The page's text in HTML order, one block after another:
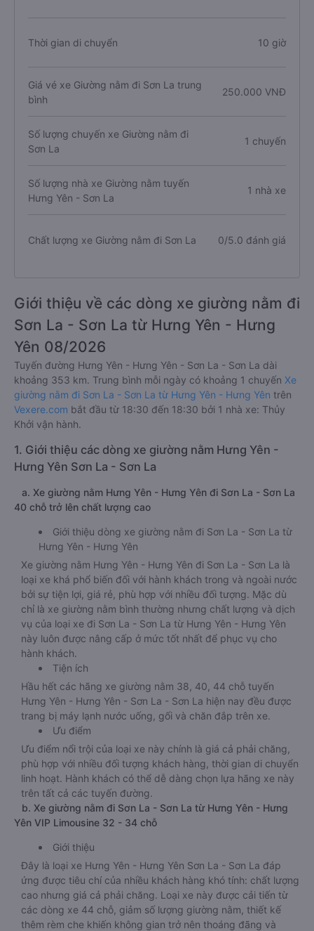
Thời gian di chuyển 10 giờ
Giá vé xe Giường nằm đi Sơn La trung
bình
250.000 VNĐ
Số lượng chuyến xe Giường nằm đi
Sơn La
1 chuyến
Số lượng nhà xe Giường nằm tuyến
Hưng Yên - Sơn La
1 nhà xe
Chất lượng xe Giường nằm đi Sơn La 0/5.0 đánh giá
Giới thiệu về các dòng xe giường nằm đi
Sơn La - Sơn La từ Hưng Yên - Hưng
Yên 08/2026
Tuyến đường Hưng Yên - Hưng Yên - Sơn La - Sơn La dài
khoảng 353 km. Trung bình mỗi ngày có khoảng 1 chuyến Xe
giường nằm đi Sơn La - Sơn La từ Hưng Yên - Hưng Yên trên
Vexere.com bắt đầu từ 18:30 đến 18:30 bởi 1 nhà xe: Thủy
Khởi vận hành.
1. Giới thiệu các dòng xe giường nằm Hưng Yên -
Hưng Yên Sơn La - Sơn La
a. Xe giường nằm Hưng Yên - Hưng Yên đi Sơn La - Sơn La
40 chỗ trở lên chất lượng cao
Giới thiệu dòng xe giường nằm đi Sơn La - Sơn La từ
Hưng Yên - Hưng Yên
Xe giường nằm Hưng Yên - Hưng Yên đi Sơn La - Sơn La là
loại xe khá phổ biến đối với hành khách trong và ngoài nước
bởi sự tiện lợi, giá rẻ, phù hợp với nhiều đối tượng. Mặc dù
chỉ là xe giường nằm bình thường nhưng chất lượng và dịch
vụ của loại xe đi Sơn La - Sơn La từ Hưng Yên - Hưng Yên
này luôn được nâng cấp ở mức tốt nhất để phục vụ cho
hành khách.
Tiện ích
Hầu hết các hãng xe giường nằm 38, 40, 44 chỗ tuyến
Hưng Yên - Hưng Yên - Sơn La - Sơn La hiện nay đều được
trang bị máy lạnh nước uống, gối và chăn đắp trên xe.
Ưu điểm
Ưu điểm nổi trội của loại xe này chính là giá cả phải chăng,
phù hợp với nhiều đối tượng khách hàng, thời gian di chuyển
linh hoạt. Hành khách có thể dễ dàng chọn lựa hãng xe này
trên tất cả các tuyến đường.
b. Xe giường nằm đi Sơn La - Sơn La từ Hưng Yên - Hưng
Yên VIP Limousine 32 - 34 chỗ
Giới thiệu
Đây là loại xe Hưng Yên - Hưng Yên Sơn La - Sơn La đáp
ứng được tiêu chí của nhiều khách hàng khó tính: chất lượng
cao nhưng giá cả phải chăng. Loại xe này được cải tiến từ
các dòng xe 44 chỗ, giảm số lượng giường nằm, thiết kế
thêm rèm che khiến không gian trở nên thoáng đãng và